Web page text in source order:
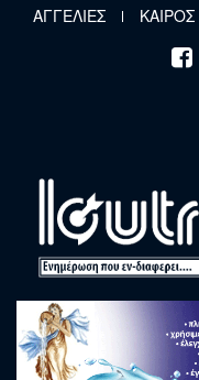
Παράκαμψη προς το
ΑΓΓΕΛΙΕΣ ΚΑΙΡΟΣ